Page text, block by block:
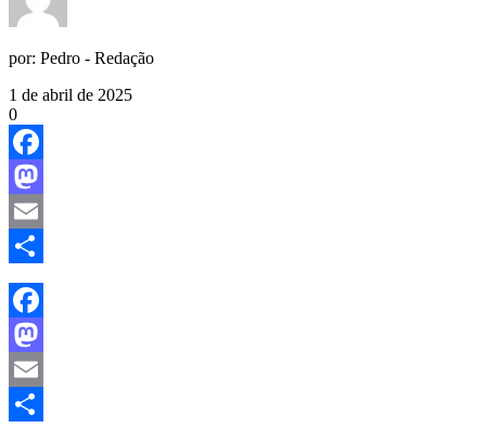
por: Pedro - Redação
1 de abril de 2025
0
Facebook
Mastodon
Email
Share
Facebook
Mastodon
Email